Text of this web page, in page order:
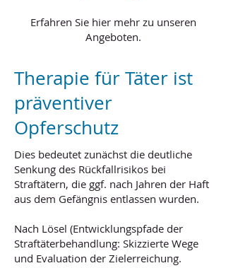
Erfahren Sie hier mehr zu unseren
Angeboten.
Therapie für Täter ist
präventiver
Opferschutz
Dies bedeutet zunächst die deutliche
Senkung des Rückfallrisikos bei
Straftätern, die ggf. nach Jahren der Haft
aus dem Gefängnis entlassen wurden.
Nach Lösel (Entwicklungspfade der
Straftäterbehandlung: Skizzierte Wege
und Evaluation der Zielerreichung.